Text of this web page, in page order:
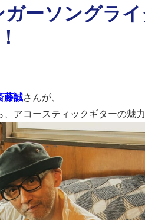
ガーソングラ
藤誠さんが、
アコースティックギターの魅力